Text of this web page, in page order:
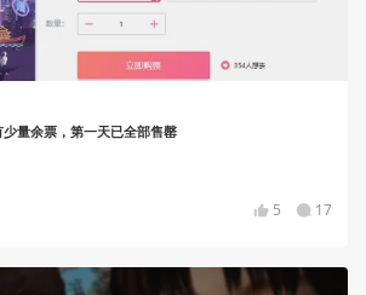
量余票，第一天已全部售罄
5 17